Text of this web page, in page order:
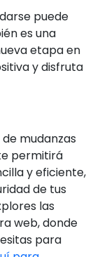
puede
es una
etapa en
y disfruta
mudanzas
permitirá
y eficiente,
de tus
las
web, donde
para